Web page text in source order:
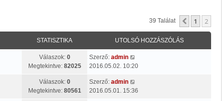
39 Találat Előző
1 2
STATISZTIKA UTOLSÓ HOZZÁSZÓLÁS
Válaszok: 0
Megtekintve: 82025
Szerző: admin
2016.05.02. 10:20
Válaszok: 0
Megtekintve: 80561
Szerző: admin
2016.05.01. 15:36